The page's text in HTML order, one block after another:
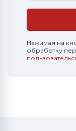
Нажимая на
обработку